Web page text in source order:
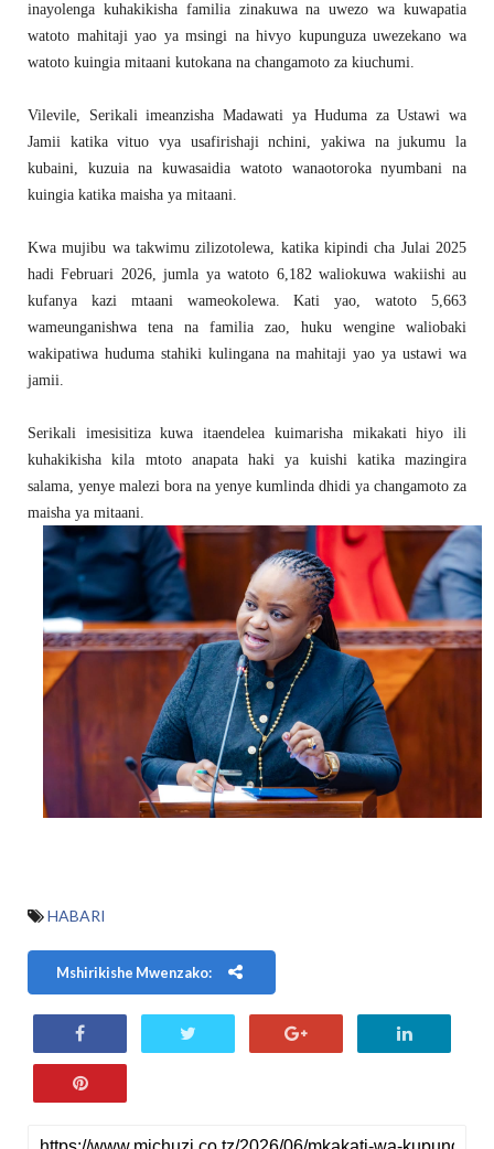
inayolenga kuhakikisha familia zinakuwa na uwezo wa kuwapatia
watoto mahitaji yao ya msingi na hivyo kupunguza uwezekano wa
watoto kuingia mitaani kutokana na changamoto za kiuchumi.
Vilevile, Serikali imeanzisha Madawati ya Huduma za Ustawi wa
Jamii katika vituo vya usafirishaji nchini, yakiwa na jukumu la
kubaini, kuzuia na kuwasaidia watoto wanaotoroka nyumbani na
kuingia katika maisha ya mitaani.
Kwa mujibu wa takwimu zilizotolewa, katika kipindi cha Julai 2025
hadi Februari 2026, jumla ya watoto 6,182 waliokuwa wakiishi au
kufanya kazi mtaani wameokolewa. Kati yao, watoto 5,663
wameunganishwa tena na familia zao, huku wengine waliobaki
wakipatiwa huduma stahiki kulingana na mahitaji yao ya ustawi wa
jamii.
Serikali imesisitiza kuwa itaendelea kuimarisha mikakati hiyo ili
kuhakikisha kila mtoto anapata haki ya kuishi katika mazingira
salama, yenye malezi bora na yenye kumlinda dhidi ya changamoto za
maisha ya mitaani.
HABARI
Mshirikishe Mwenzako: